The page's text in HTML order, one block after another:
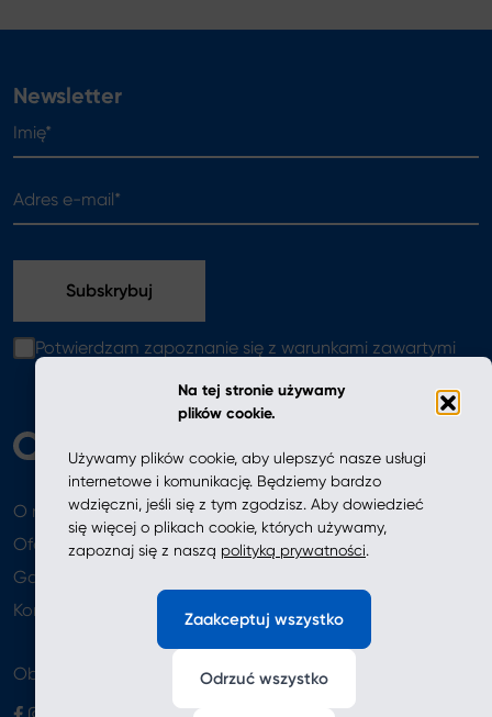
Na tej stronie używamy
plików cookie.
Używamy plików cookie, aby ulepszyć nasze usługi
internetowe i komunikację. Będziemy bardzo
wdzięczni, jeśli się z tym zgodzisz. Aby dowiedzieć
się więcej o plikach cookie, których używamy,
zapoznaj się z naszą polityką prywatności.
Zaakceptuj wszystko
Odrzuć wszystko
Newsletter
Adres e-mail*
Potwierdzam zapoznanie się z warunkami zawartymi
O nas
Oferta
Aktualności
Gdzie kupić
Kontakt
Obserwuj nas